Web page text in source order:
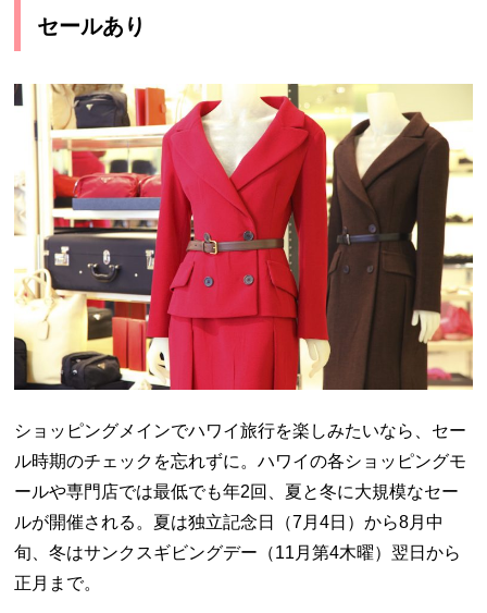
セールあり
ショッピングメインでハワイ旅行を楽しみたいなら、セー
ル時期のチェックを忘れずに。ハワイの各ショッピングモ
ールや専門店では最低でも年2回、夏と冬に大規模なセー
ルが開催される。夏は独立記念日（7月4日）から8月中
旬、冬はサンクスギビングデー（11月第4木曜）翌日から
正月まで。